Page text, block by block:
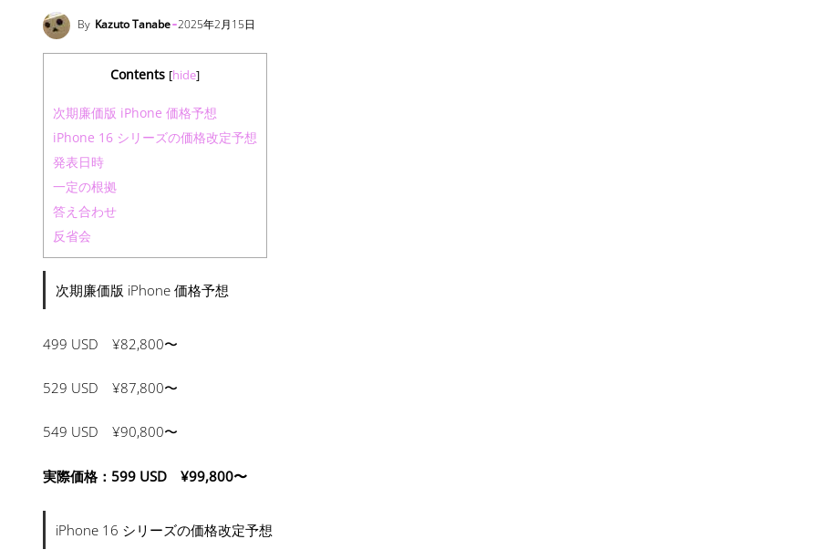
By Kazuto Tanabe 2025年2月15日
Contents [hide]
次期廉価版 iPhone 価格予想
iPhone 16 シリーズの価格改定予想
発表日時
一定の根拠
答え合わせ
反省会
次期廉価版 iPhone 価格予想
499 USD ¥82,800〜
529 USD ¥87,800〜
549 USD ¥90,800〜
実際価格：599 USD ¥99,800〜
iPhone 16 シリーズの価格改定予想